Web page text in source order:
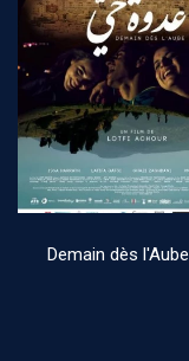
Demain dès l'Aube